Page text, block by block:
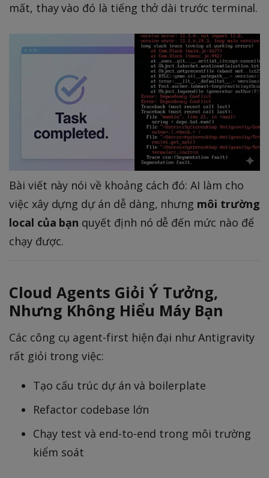
mất, thay vào đó là tiếng thở dài trước terminal.
Bài viết này nói về khoảng cách đó: AI làm cho
việc xây dựng dự án dễ dàng, nhưng môi trường
local của bạn quyết định nó dễ đến mức nào để
chạy được.
Cloud Agents Giỏi Ý Tưởng,
Nhưng Không Hiểu Máy Bạn
Các công cụ agent-first hiện đại như Antigravity
rất giỏi trong việc:
Tạo cấu trúc dự án và boilerplate
Refactor codebase lớn
Chạy test và end-to-end trong môi trường
kiểm soát